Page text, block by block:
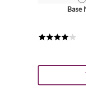
Base